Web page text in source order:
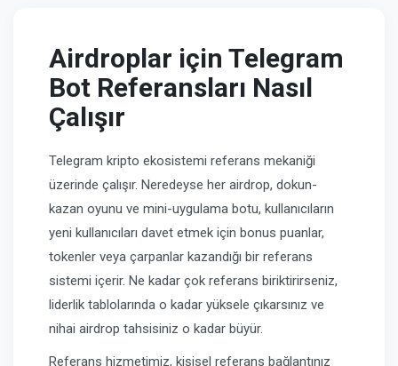
Airdroplar için Telegram
Bot Referansları Nasıl
Çalışır
Telegram kripto ekosistemi referans mekaniği
üzerinde çalışır. Neredeyse her airdrop, dokun-
kazan oyunu ve mini-uygulama botu, kullanıcıların
yeni kullanıcıları davet etmek için bonus puanlar,
tokenler veya çarpanlar kazandığı bir referans
sistemi içerir. Ne kadar çok referans biriktirirseniz,
liderlik tablolarında o kadar yüksele çıkarsınız ve
nihai airdrop tahsisiniz o kadar büyür.
Referans hizmetimiz, kişisel referans bağlantınız